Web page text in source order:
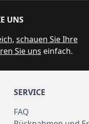
UNS
, schauen Sie Ihre
Sie uns einfach.
SERVICE
FAQ